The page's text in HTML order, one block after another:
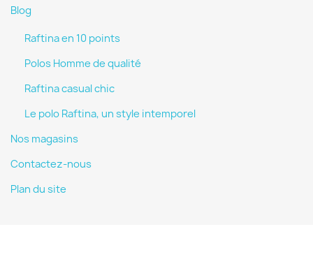
Blog
Raftina en 10 points
Polos Homme de qualité
Raftina casual chic
Le polo Raftina, un style intemporel
Nos magasins
Contactez-nous
Plan du site